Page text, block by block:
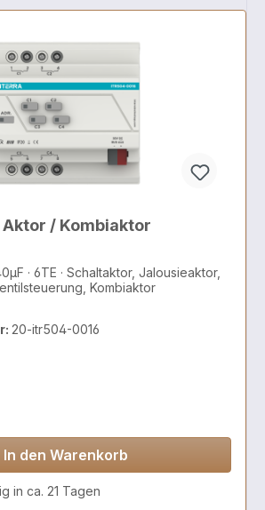
4 Kanal KNX Aktor / Kombiaktor
· 6TE · Schaltaktor, Jalousieaktor,
Kombiaktor
20-itr504-0016
In den Warenkorb
in ca. 21 Tagen